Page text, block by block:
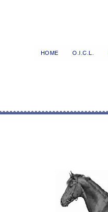
HOME O.I.C.L.